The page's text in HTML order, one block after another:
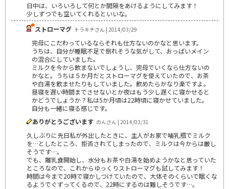
日中は、いろいろして何とか間隔をあけるようにしてみます！
少しずつでも空いてくれるといいな。
ストローマグ トラキチさん | 2014/03/29
完母にこだわっているならそれも仕方ないのかなと思います。
うちは、自分が睡眠不足で倒れそうな気がして、おっぱいメイン
の混合にしていました。
ミルクを今から飲まないでしょうし、完母でいくなら仕方ないの
かなと。うちは５か月だとストローマグを使えていたので、お茶
や白湯を飲ませたりもしていました。飲めたらかなり楽ですよ。
昼寝を遅い時間までさせないとか夜はもう少し遅くに寝かせると
かどうでしょうか？私は5か月頃は22時頃に寝かせていました。
自分も一緒に寝る感じです。
ありがとうございます のんさん | 2014/03/31
久しぶりに先日私が外出したときに、主人がお家で哺乳瓶でミルク
を…としたところ、拒否されてしまったので、ミルクは今からは厳し
そうです…。
でも、離乳食開始し、水分もお茶や白湯を始めようかなと思っていた
ところなので、これからゆっくりストローマグも試してみます！
時間は今まで20時で寝かしつけていたので、大体そのくらいで眠くな
るようでぐずってくるので、22時にするのは難しそうです…。